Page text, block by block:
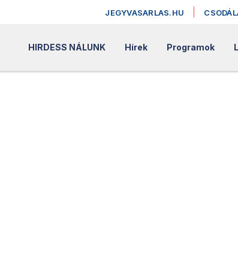
JEGYVASARLAS.HU
HIRDESS NÁLUNK Hírek Programok